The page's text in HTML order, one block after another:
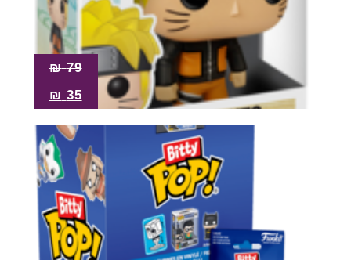
מבצע
79
₪
35
₪